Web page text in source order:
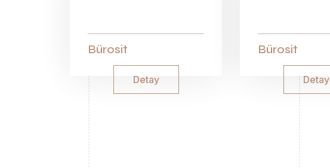
Bürosit
Detay
Bürosit
Detay